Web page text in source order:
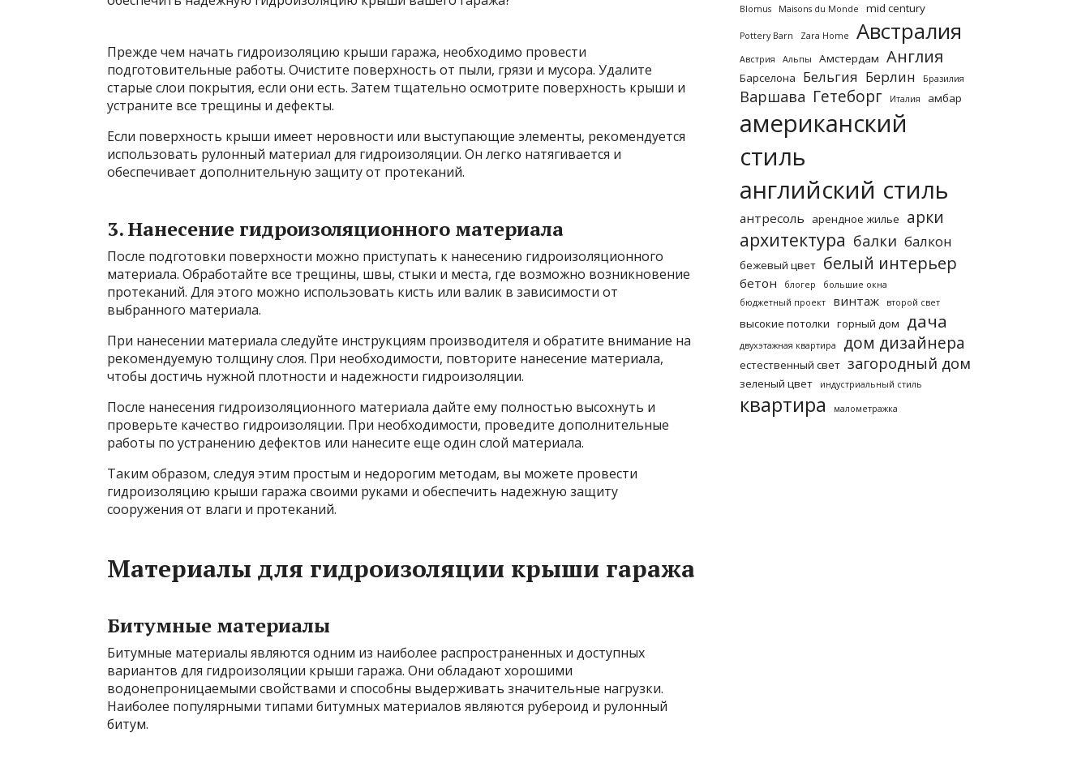
Прежде чем начать гидроизоляцию крыши гаража, необходимо провести
подготовительные работы. Очистите поверхность от пыли, грязи и мусора. Удалите
старые слои покрытия, если они есть. Затем тщательно осмотрите поверхность крыши и
устраните все трещины и дефекты.
Если поверхность крыши имеет неровности или выступающие элементы, рекомендуется
использовать рулонный материал для гидроизоляции. Он легко натягивается и
обеспечивает дополнительную защиту от протеканий.
3. Нанесение гидроизоляционного материала
После подготовки поверхности можно приступать к нанесению гидроизоляционного
материала. Обработайте все трещины, швы, стыки и места, где возможно возникновение
протеканий. Для этого можно использовать кисть или валик в зависимости от
выбранного материала.
При нанесении материала следуйте инструкциям производителя и обратите внимание на
рекомендуемую толщину слоя. При необходимости, повторите нанесение материала,
чтобы достичь нужной плотности и надежности гидроизоляции.
После нанесения гидроизоляционного материала дайте ему полностью высохнуть и
проверьте качество гидроизоляции. При необходимости, проведите дополнительные
работы по устранению дефектов или нанесите еще один слой материала.
Таким образом, следуя этим простым и недорогим методам, вы можете провести
гидроизоляцию крыши гаража своими руками и обеспечить надежную защиту
сооружения от влаги и протеканий.
Материалы для гидроизоляции крыши гаража
Битумные материалы
Битумные материалы являются одним из наиболее распространенных и доступных
вариантов для гидроизоляции крыши гаража. Они обладают хорошими
водонепроницаемыми свойствами и способны выдерживать значительные нагрузки.
Наиболее популярными типами битумных материалов являются рубероид и рулонный
битум.
Blomus Maisons du Monde mid century
Pottery Barn Zara Home Австралия
Австрия Альпы Амстердам Англия
Барселона Бельгия Берлин Бразилия
Варшава Гетеборг Италия амбар
американский
стиль
английский стиль
антресоль арендное жилье арки
архитектура балки балкон
бежевый цвет белый интерьер
бетон блогер
большие окна
бюджетный проект
винтаж второй свет
высокие потолки горный дом дача
двухэтажная квартира дом дизайнера
естественный свет загородный дом
зеленый цвет индустриальный стиль
квартира малометражка